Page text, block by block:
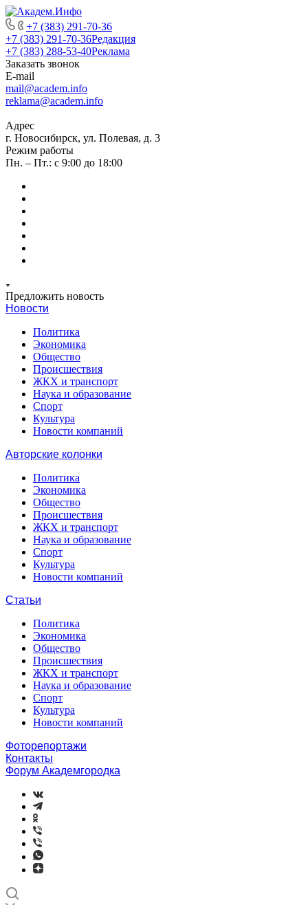
+7 (383) 291-70-36
+7 (383) 291-70-36Редакция
+7 (383) 288-53-40Реклама
Заказать звонок
E-mail
mail@academ.info
reklama@academ.info
Адрес
г. Новосибирск, ул. Полевая, д. 3
Режим работы
Пн. – Пт.: с 9:00 до 18:00
Предложить новость
Новости
Политика
Экономика
Общество
Происшествия
ЖКХ и транспорт
Наука и образование
Спорт
Культура
Новости компаний
Авторские колонки
Политика
Экономика
Общество
Происшествия
ЖКХ и транспорт
Наука и образование
Спорт
Культура
Новости компаний
Статьи
Политика
Экономика
Общество
Происшествия
ЖКХ и транспорт
Наука и образование
Спорт
Культура
Новости компаний
Фоторепортажи
Контакты
Форум Академгородка